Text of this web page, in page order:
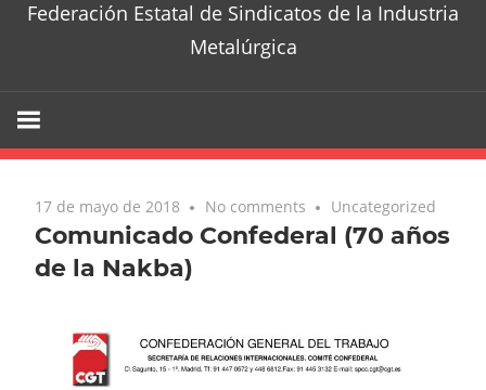
Federación Estatal de Sindicatos de la Industria
Metalúrgica
17 de mayo de 2018 No comments Uncategorized
Comunicado Confederal (70 años
de la Nakba)